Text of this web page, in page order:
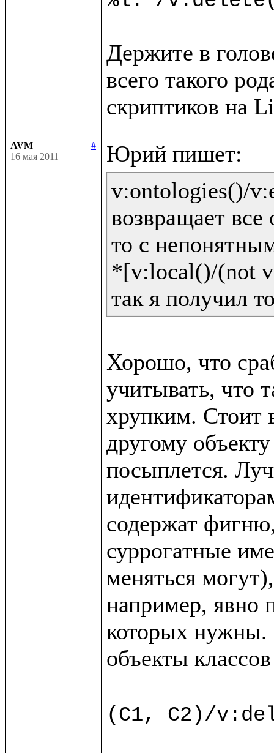
Держите в
всего такого
AVM
#
16 мая 2011
v:ontologies()/
возвращает
то с
*[v:local()/(not
Хорошо, что
учитывать, что
хрупким. Стоит
другому
посыплется.
содержат
суррогатные
меняться
например, явно
которых нужны.
объекты
(C1, C2)/